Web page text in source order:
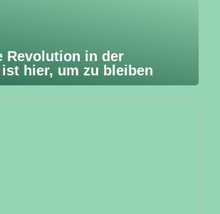
Revolution in der
hier, um zu bleiben